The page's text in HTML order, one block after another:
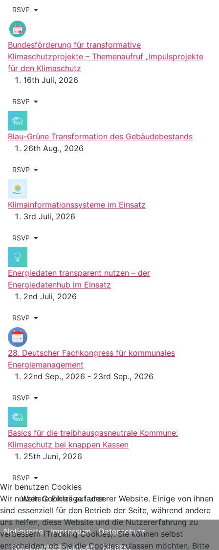
RSVP
Bundesförderung für transformative
Klimaschutzprojekte – Themenaufruf „Impulsprojekte
für den Klimaschutz
16th Juli, 2026
RSVP
Blau-Grüne Transformation des Gebäudebestands
26th Aug., 2026
RSVP
Klimainformationssysteme im Einsatz
3rd Juli, 2026
RSVP
Energiedaten transparent nutzen – der
Energiedatenhub im Einsatz
2nd Juli, 2026
RSVP
28. Deutscher Fachkongress für kommunales
Energiemanagement
22nd Sep., 2026 - 23rd Sep., 2026
RSVP
Basics für die treibhausgasneutrale Kommune:
Klimaschutz bei knappen Kassen
25th Juni, 2026
RSVP
Weitere Einträge laden
Netiquette Impressum
Datenschutz
Nutzungsbedingungen
Kontakt
Wir benutzen Cookies
Wir nutzen Cookies auf unserer Website. Einige von ihnen
sind essenziell für den Betrieb der Seite, während andere
uns helfen, diese Website und die Nutzererfahrung zu
verbessern (Tracking Cookies). Sie können selbst
entscheiden, ob Sie die Cookies zulassen möchten. Bitte